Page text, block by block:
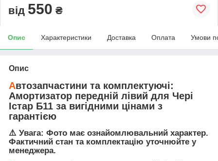
від 550 ₴
Опис Характеристики Доставка Оплата Умови
Опис
Автозапчастини та комплектуючі:
Амортизатор передній лівий для Чері
Істар Б11 за вигідними цінами з
гарантією
⚠️ Увага: Фото має ознайомлювальний характер.
Фактичний стан та комплектацію уточнюйте у
менеджера.